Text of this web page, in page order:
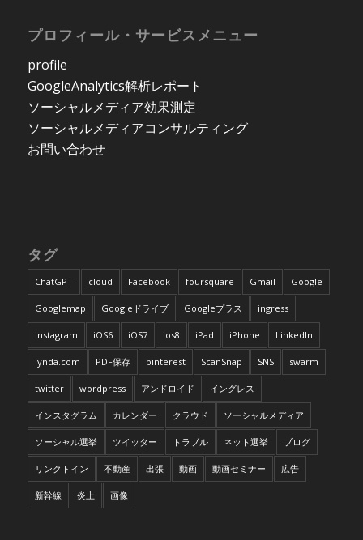
プロフィール・サービスメニュー
profile
GoogleAnalytics解析レポート
ソーシャルメディア効果測定
ソーシャルメディアコンサルティング
お問い合わせ
タグ
ChatGPT cloud Facebook foursquare Gmail Google
Googlemap Googleドライブ Googleプラス ingress
instagram iOS6 iOS7 ios8 iPad iPhone LinkedIn
lynda.com PDF保存 pinterest ScanSnap SNS swarm
twitter wordpress アンドロイド イングレス
インスタグラム カレンダー クラウド ソーシャルメディア
ソーシャル選挙 ツイッター トラブル ネット選挙 ブログ
リンクトイン 不動産 出張 動画 動画セミナー 広告
新幹線 炎上 画像